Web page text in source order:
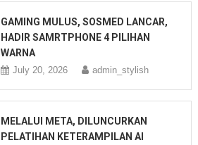
GAMING MULUS, SOSMED LANCAR,
HADIR SAMRTPHONE 4 PILIHAN
WARNA
July 20, 2026 admin_stylish
MELALUI META, DILUNCURKAN
PELATIHAN KETERAMPILAN AI